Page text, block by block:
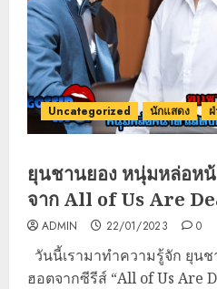
Uncategorized นักแสดง
ยุนชานยอง หนุ่มหล่อห
จาก All of Us Are
ADMIN 22/01/2023 0
วันนี้เรามาทำความรู้จัก ยุน
ฮอตจากซีรีส์ “All of Us Are